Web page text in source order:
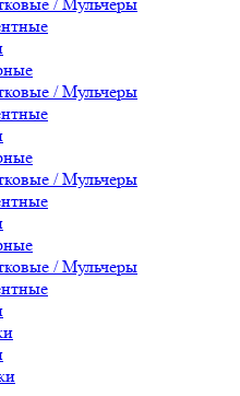
/ Мульчеры
/ Мульчеры
/ Мульчеры